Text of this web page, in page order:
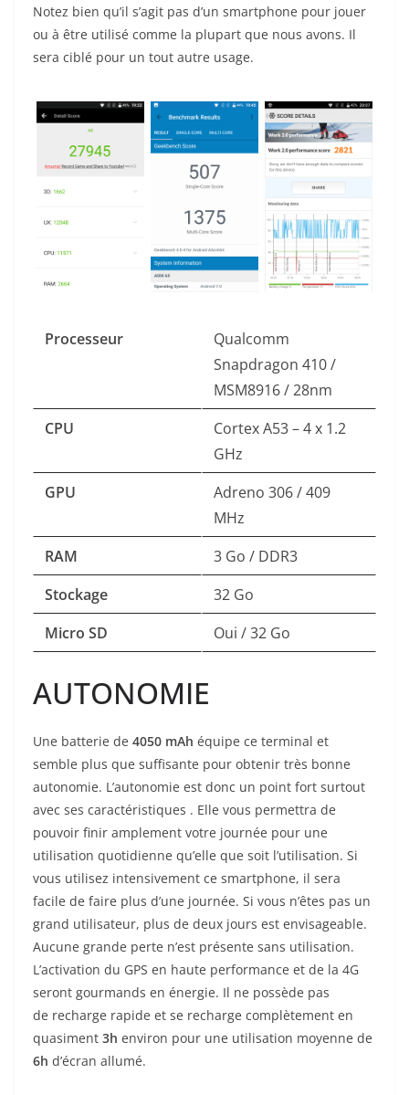
Notez bien qu’il s’agit pas d’un smartphone pour jouer
ou à être utilisé comme la plupart que nous avons. Il
sera ciblé pour un tout autre usage.
Processeur
Qualcomm
Snapdragon 410 /
MSM8916 / 28nm
CPU
Cortex A53 – 4 x 1.2
GHz
GPU
Adreno 306 / 409
MHz
RAM
3 Go / DDR3
Stockage
32 Go
Micro SD
Oui / 32 Go
AUTONOMIE
Une batterie de 4050 mAh équipe ce terminal et
semble plus que suffisante pour obtenir très bonne
autonomie. L’autonomie est donc un point fort surtout
avec ses caractéristiques . Elle vous permettra de
pouvoir finir amplement votre journée pour une
utilisation quotidienne qu’elle que soit l’utilisation. Si
vous utilisez intensivement ce smartphone, il sera
facile de faire plus d’une journée. Si vous n’êtes pas un
grand utilisateur, plus de deux jours est envisageable.
Aucune grande perte n’est présente sans utilisation.
L’activation du GPS en haute performance et de la 4G
seront gourmands en énergie. Il ne possède pas
de recharge rapide et se recharge complètement en
quasiment 3h environ pour une utilisation moyenne de
6h d’écran allumé.